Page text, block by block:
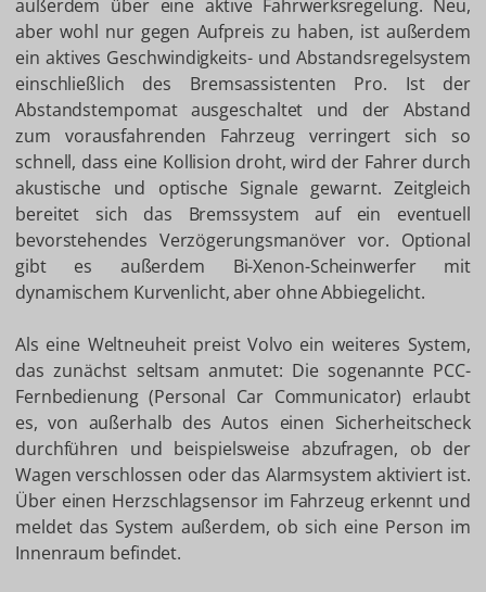
außerdem über eine aktive Fahrwerksregelung. Neu,
aber wohl nur gegen Aufpreis zu haben, ist außerdem
ein aktives Geschwindigkeits- und Abstandsregelsystem
einschließlich des Bremsassistenten Pro. Ist der
Abstandstempomat ausgeschaltet und der Abstand
zum vorausfahrenden Fahrzeug verringert sich so
schnell, dass eine Kollision droht, wird der Fahrer durch
akustische und optische Signale gewarnt. Zeitgleich
bereitet sich das Bremssystem auf ein eventuell
bevorstehendes Verzögerungsmanöver vor. Optional
gibt es außerdem Bi-Xenon-Scheinwerfer mit
dynamischem Kurvenlicht, aber ohne Abbiegelicht.
Als eine Weltneuheit preist Volvo ein weiteres System,
das zunächst seltsam anmutet: Die sogenannte PCC-
Fernbedienung (Personal Car Communicator) erlaubt
es, von außerhalb des Autos einen Sicherheitscheck
durchführen und beispielsweise abzufragen, ob der
Wagen verschlossen oder das Alarmsystem aktiviert ist.
Über einen Herzschlagsensor im Fahrzeug erkennt und
meldet das System außerdem, ob sich eine Person im
Innenraum befindet.